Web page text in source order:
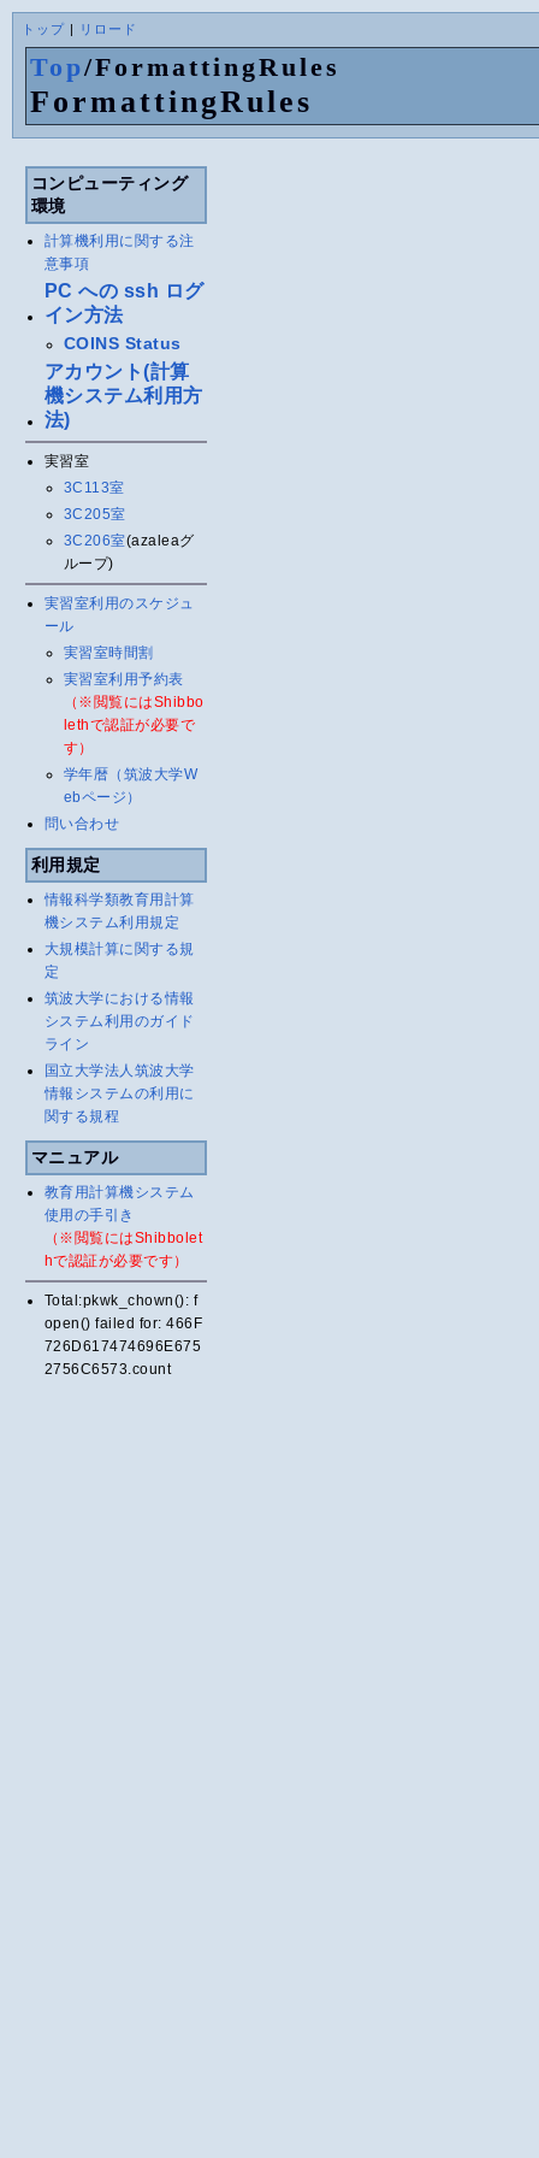
トップ| リロード
Top/FormattingRules
FormattingRules
コンピューティング
環境
計算機利用に関する注
意事項
PC への ssh ログ
イン方法
COINS Status
アカウント(計算
機システム利用方
法)
実習室
3C113室
3C205室
3C206室(azaleaグ
ループ)
実習室利用のスケジュ
ール
実習室時間割
実習室利用予約表
（※閲覧にはShibbo
lethで認証が必要で
す）
学年暦（筑波大学W
ebページ）
問い合わせ
利用規定
情報科学類教育用計算
機システム利用規定
大規模計算に関する規
定
筑波大学における情報
システム利用のガイド
ライン
国立大学法人筑波大学
情報システムの利用に
関する規程
マニュアル
教育用計算機システム
使用の手引き
（※閲覧にはShibbolet
hで認証が必要です）
Total:pkwk_chown(): f
open() failed for: 466F
726D617474696E675
2756C6573.count